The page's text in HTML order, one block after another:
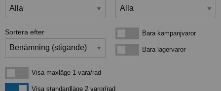
Sortera efter Bara kampanjvarorBara kampanjvaror
Bara lagervarorBara lagervaror
Visa maxläge 1 vara/rad
Visa maxläge 1 vara/rad
Visa standardlägeVisa standardläge 2 varor/rad